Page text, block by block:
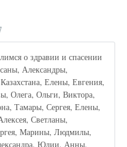
о здравии и спасении
Александры,
Елены, Евгения,
Олега, Ольги, Виктора,
Тамары, Сергея, Елены,
Светланы,
Марины, Людмилы,
Юлии, Анны,